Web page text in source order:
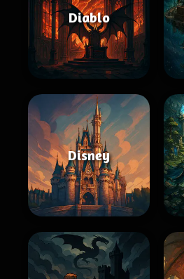
Diablo
Disney